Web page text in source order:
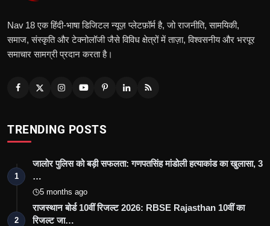
Nav 18 एक हिंदी‑भाषा डिजिटल न्यूज़ प्लेटफ़ॉर्म है, जो राजनीति, सामयिकी,
समाज, संस्कृति और टेक्नोलॉजी जैसे विविध क्षेत्रों में ताज़ा, विश्वसनीय और भरपूर
समाचार सामग्री प्रदान करता है।
TRENDING POSTS
1
जालोर पुलिस को बड़ी सफलता: गणपतसिंह मांडोली हत्याकांड का खुलासा, 3
…
5 months ago
2
राजस्थान बोर्ड 10वीं रिजल्ट 2026: RBSE Rajasthan 10वीं का
रिजल्ट जा…